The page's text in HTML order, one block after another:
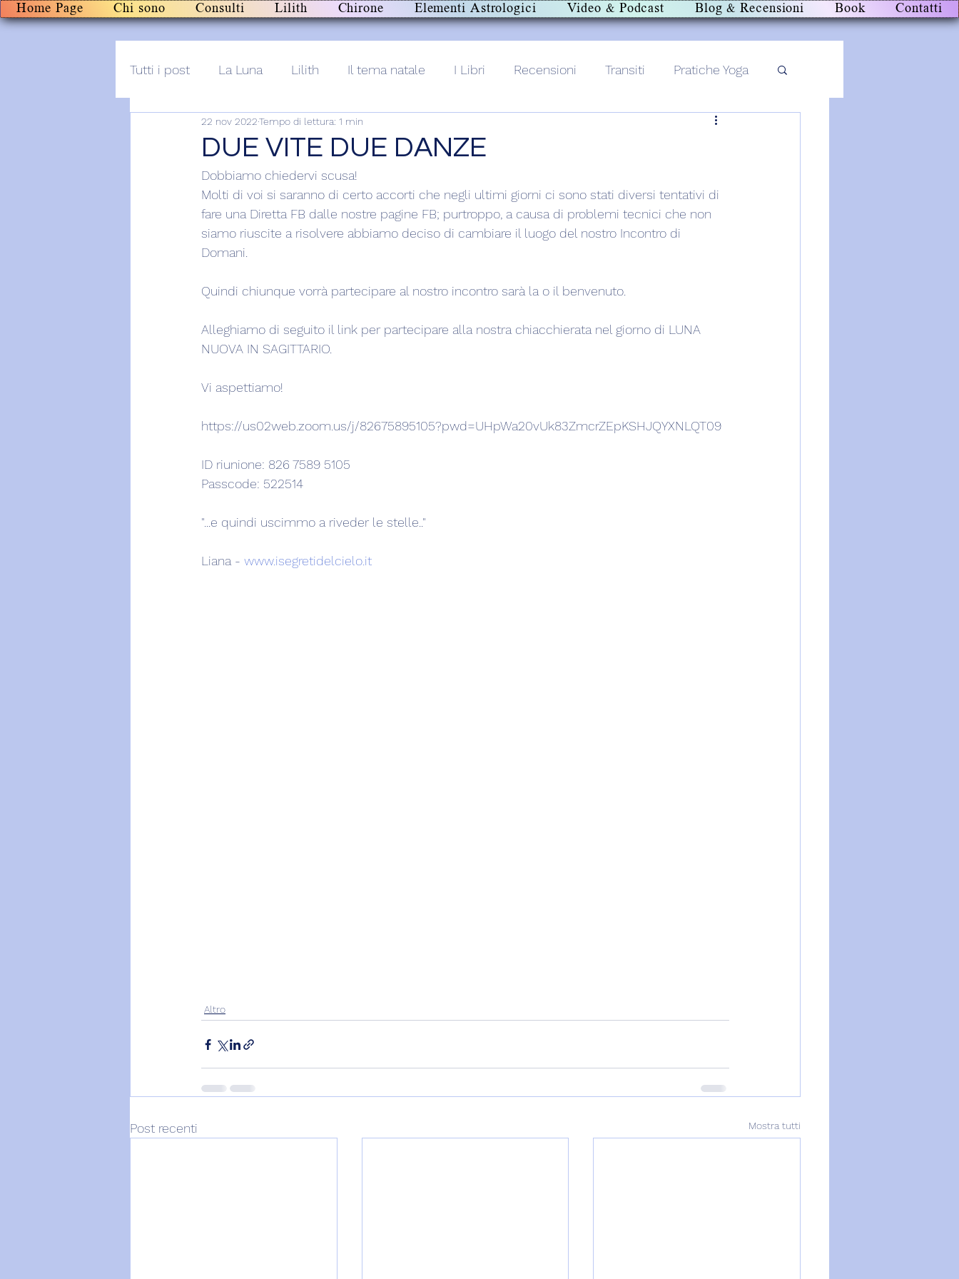
Home Page Chi sono Consulti Lilith Chirone Elementi Astrologici Video & Podcast Blog & Recensioni Book Contatti
Tutti i post La Luna Lilith Il tema natale I Libri Recensioni Transiti Pratiche Yoga
Post+audio Lilith+
DUE VITE DUE DANZE
22 nov 2022Tempo di lettura: 1 min
Dobbiamo chiedervi scusa!
Molti di voi si saranno di certo accorti che negli ultimi giorni ci sono stati diversi tentativi di
fare una Diretta FB dalle nostre pagine FB; purtroppo, a causa di problemi tecnici che non
siamo riuscite a risolvere abbiamo deciso di cambiare il luogo del nostro Incontro di
Domani.
Quindi chiunque vorrà partecipare al nostro incontro sarà la o il benvenuto.
Alleghiamo di seguito il link per partecipare alla nostra chiacchierata nel giorno di LUNA
NUOVA IN SAGITTARIO.
Vi aspettiamo!
https://us02web.zoom.us/j/82675895105?pwd=UHpWa20vUk83ZmcrZEpKSHJQYXNLQT09
ID riunione: 826 7589 5105
Passcode: 522514
"...e quindi uscimmo a riveder le stelle.."
Liana - www.isegretidelcielo.it
Altro
Post recenti Mostra tutti